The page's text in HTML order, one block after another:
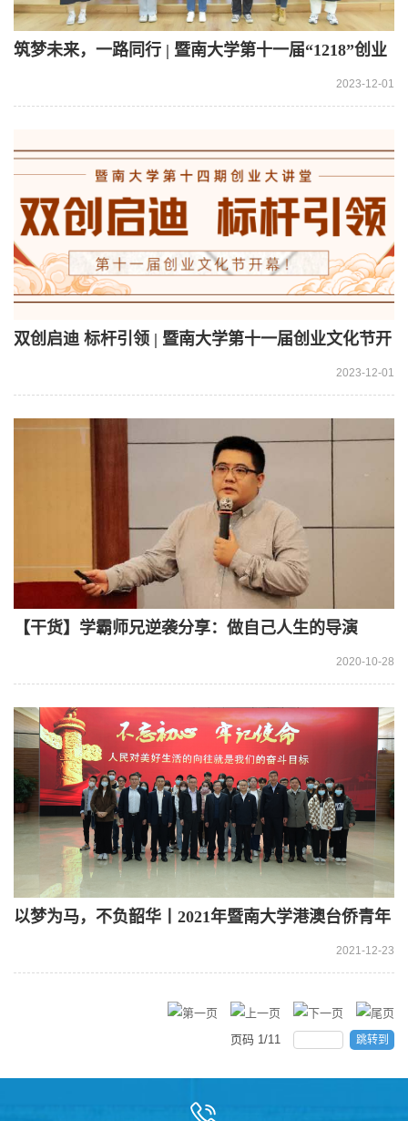
筑梦未来，一路同行 | 暨南大学第十一届“1218”创业
2023-12-01
双创启迪 标杆引领 | 暨南大学第十一届创业文化节开
2023-12-01
【干货】学霸师兄逆袭分享：做自己人生的导演
2020-10-28
以梦为马，不负韶华丨2021年暨南大学港澳台侨青年
2021-12-23
页码 1/11 跳转到